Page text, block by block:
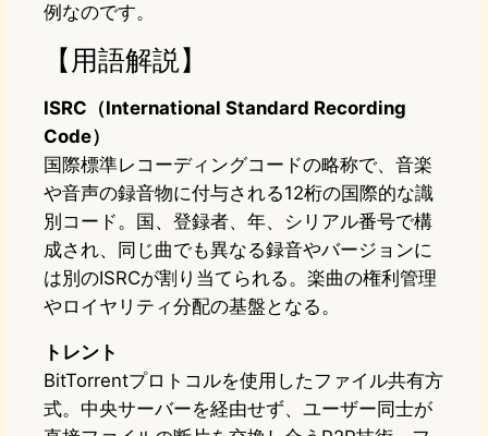
例なのです。
【用語解説】
ISRC（International Standard Recording
Code）
国際標準レコーディングコードの略称で、音楽
や音声の録音物に付与される12桁の国際的な識
別コード。国、登録者、年、シリアル番号で構
成され、同じ曲でも異なる録音やバージョンに
は別のISRCが割り当てられる。楽曲の権利管理
やロイヤリティ分配の基盤となる。
トレント
BitTorrentプロトコルを使用したファイル共有方
式。中央サーバーを経由せず、ユーザー同士が